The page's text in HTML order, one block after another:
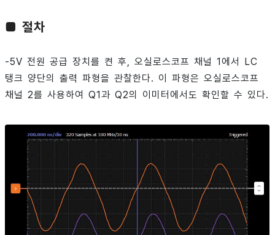
■ 절차
-5V 전원 공급 장치를 켠 후, 오실로스코프 채널 1에서 LC
탱크 양단의 출력 파형을 관찰한다. 이 파형은 오실로스코프
채널 2를 사용하여 Q1과 Q2의 이미터에서도 확인할 수 있다.